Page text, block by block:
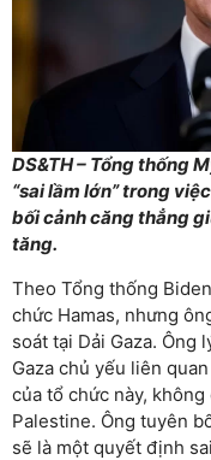
DS&TH – Tổng thống
“sai lầm lớn” trong
bối cảnh căng thẳng
tăng.
Theo Tổng thống
chức Hamas, nhưng
soát tại Dải Gaza. Ông
Gaza chủ yếu liên
của tổ chức này,
Palestine. Ông tuyên
sẽ là một quyết định